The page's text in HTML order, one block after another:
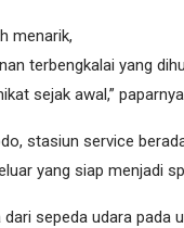
menarik,
terbengkalai yang
sejak awal,”
stasiun service
yang siap menjadi
dari sepeda udara